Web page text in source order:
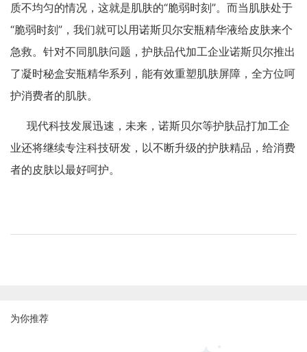
质不均匀的情况，这就是肌肤的“脆弱时刻”。而当肌肤处于
“脆弱时刻”，我们就可以用诺斯贝尔安瓶精华液给皮肤来个
急救。针对不同肌肤问题，护肤品代加工企业诺斯贝尔推出
了凝时秘盒安瓶精华系列，能有效重塑肌肤屏障，全方位呵
护消费者的肌肤。
现代科技发展迅速，未来，诺斯贝尔等护肤品打加工企
业还将继续专注科技研发，以不断升级的护肤精品，给消费
者的皮肤以最好呵护。
为你推荐